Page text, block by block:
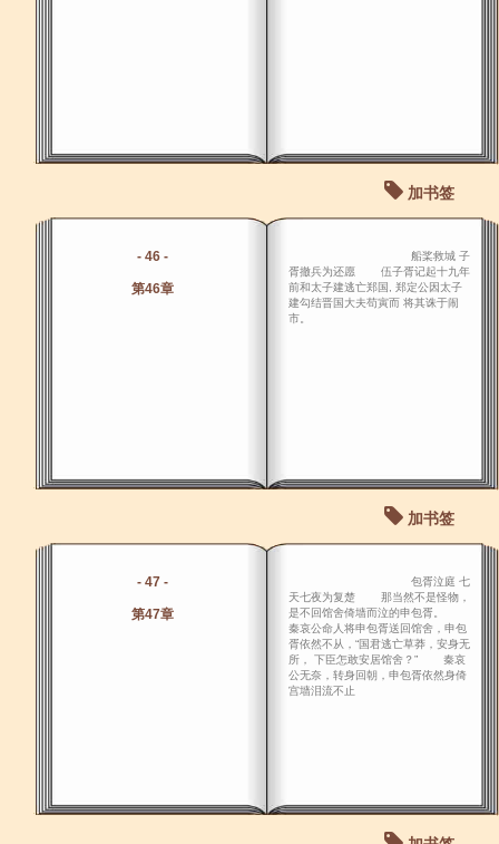
加书签
- 46 -
第46章
船桨救城 子
胥撤兵为还愿 伍子胥记起十九年
前和太子建逃亡郑国, 郑定公因太子
建勾结晋国大夫苟寅而 将其诛于闹
市。
加书签
- 47 -
第47章
包胥泣庭 七
天七夜为复楚 那当然不是怪物，
是不回馆舍倚墙而泣的申包胥。
秦哀公命人将申包胥送回馆舍，申包
胥依然不从，“国君逃亡草莽，安身无
所， 下臣怎敢安居馆舍？” 秦哀
公无奈，转身回朝，申包胥依然身倚
宫墙泪流不止